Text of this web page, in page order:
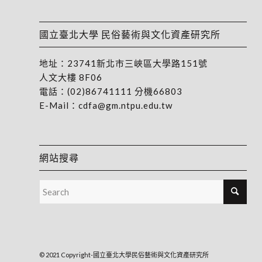
國立臺北大學 民俗藝術與文化資產研究所
地址： 23741新北市三峽區大學路151號
人文大樓 8F06
電話： (02)86741111 分機66803
E-Mail： cdfa@gm.ntpu.edu.tw
網站搜尋
© 2021 Copyright-國立臺北大學民俗藝術與文化資產研究所